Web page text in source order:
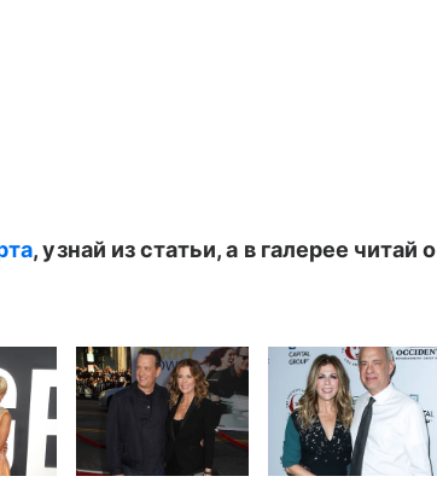
, узнай из статьи, а в галерее читай о